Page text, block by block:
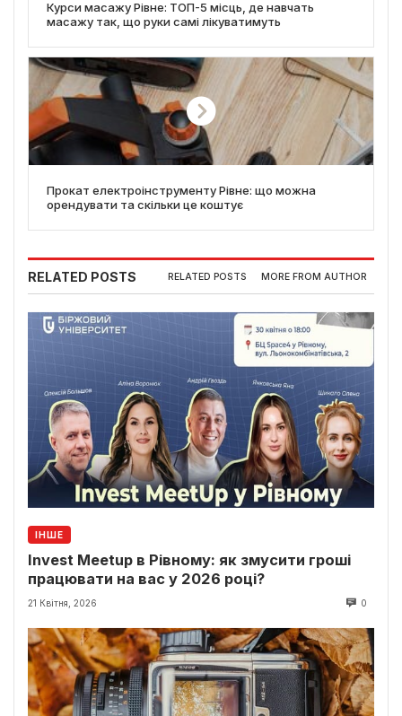
Курси масажу Рівне: ТОП-5 місць, де навчать
масажу так, що руки самі лікуватимуть
Прокат електроінструменту Рівне: що можна
орендувати та скільки це коштує
RELATED POSTS RELATED POSTS MORE FROM AUTHOR
ІНШЕ
Invest Meetup в Рівному: як змусити гроші
працювати на вас у 2026 році?
21 Квітня, 2026 0